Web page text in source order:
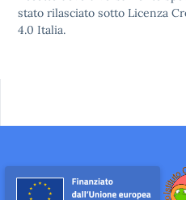
stato rilasciato sotto Licenza
4.0 Italia.